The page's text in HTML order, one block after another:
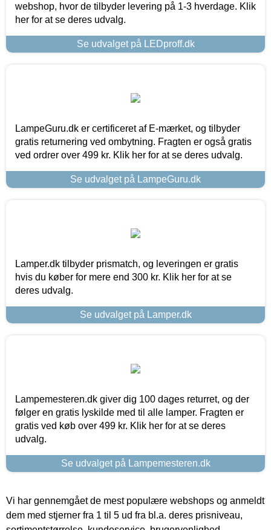
webshop, hvor de tilbyder levering på 1-3 hverdage. Klik
her for at se deres udvalg.
Se udvalget på LEDproff.dk
LampeGuru.dk er certificeret af E-mærket, og tilbyder
gratis returnering ved ombytning. Fragten er også gratis
ved ordrer over 499 kr. Klik her for at se deres udvalg.
Se udvalget på LampeGuru.dk
Lamper.dk tilbyder prismatch, og leveringen er gratis
hvis du køber for mere end 300 kr. Klik her for at se
deres udvalg.
Se udvalget på Lamper.dk
Lampemesteren.dk giver dig 100 dages returret, og der
følger en gratis lyskilde med til alle lamper. Fragten er
gratis ved køb over 499 kr. Klik her for at se deres
udvalg.
Se udvalget på Lampemesteren.dk
Vi har gennemgået de mest populære webshops og anmeldt
dem med stjerner fra 1 til 5 ud fra bl.a. deres prisniveau,